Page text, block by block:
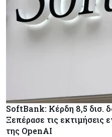
SoftBank: Κέρδη 8,5 δισ.
Ξεπέρασε τις εκτιμήσεις
της OpenAI